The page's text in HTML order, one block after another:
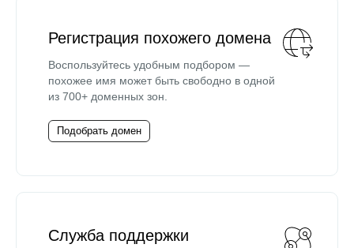
Регистрация похожего домена
Воспользуйтесь удобным подбором —
похожее имя может быть свободно в одной
из 700+ доменных зон.
Подобрать домен
Служба поддержки